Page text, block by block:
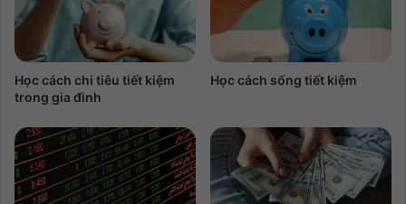
Học cách chi tiêu tiết kiệm
trong gia đình
Học cách sống tiết kiệm